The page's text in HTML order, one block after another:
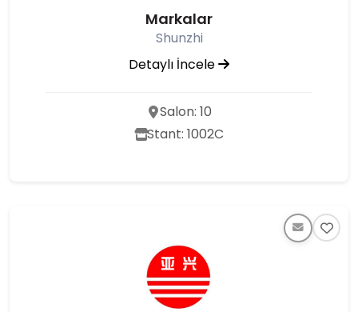
Markalar
Shunzhi
Detaylı İncele
Salon: 10
Stant: 1002C